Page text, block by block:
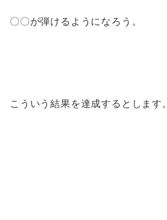
〇〇が弾けるようになろう。
こういう結果を達成するとします。